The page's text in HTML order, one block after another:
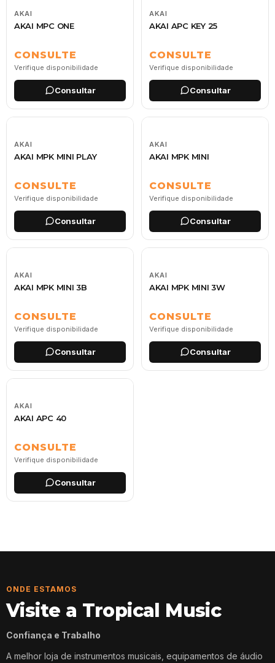
AKAI
AKAI MPC ONE
CONSULTE
Verifique disponibilidade
Consultar
AKAI
AKAI APC KEY 25
CONSULTE
Verifique disponibilidade
Consultar
AKAI
AKAI MPK MINI PLAY
CONSULTE
Verifique disponibilidade
Consultar
AKAI
AKAI MPK MINI
CONSULTE
Verifique disponibilidade
Consultar
AKAI
AKAI MPK MINI 3B
CONSULTE
Verifique disponibilidade
Consultar
AKAI
AKAI MPK MINI 3W
CONSULTE
Verifique disponibilidade
Consultar
AKAI
AKAI APC 40
CONSULTE
Verifique disponibilidade
Consultar
ONDE ESTAMOS
Visite a Tropical Music
Confiança e Trabalho
A melhor loja de instrumentos musicais, equipamentos de áudio